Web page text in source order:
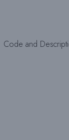
Code and